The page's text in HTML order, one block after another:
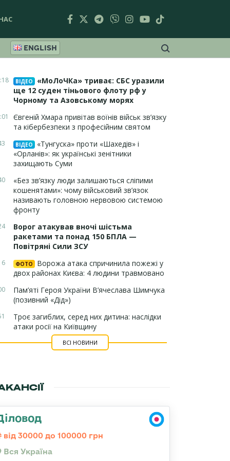
ENGLISH
ВІДЕО
«МоЛоЧКа» триває: СБС уразили
ще 12 суден тіньового флоту рф у
Чорному та Азовському морях
Євгеній Хмара привітав воїнів військ зв’язку
та кібербезпеки з професійним святом
ВІДЕО
«Тунгуска» проти «Шахедів» і
«Орланів»: як українські зенітники
захищають Суми
«Без зв’язку люди залишаються сліпими
кошенятами»: чому військовий зв’язок
називають головною нервовою системою
фронту
Ворог атакував вночі шістьма
ракетами та понад 150 БПЛА —
Повітряні Сили ЗСУ
ФОТО
Ворожа атака спричинила пожежі у
двох районах Києва: 4 людини травмовано
Пам’яті Героя України В’ячеслава Шимчука
(позивний «Дід»)
Троє загиблих, серед них дитина: наслідки
атаки росії на Київщину
ВСІ НОВИНИ
від 30000 до 100000 грн
Вся Україна